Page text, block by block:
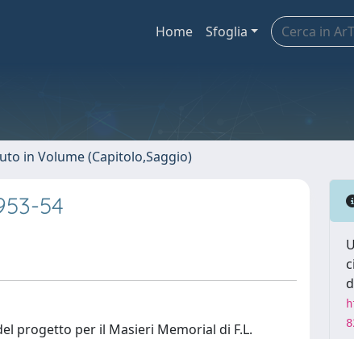
Home Sfoglia
in Volume (Capitolo,Saggio)
54
progetto per il Masieri Memorial di F.L.